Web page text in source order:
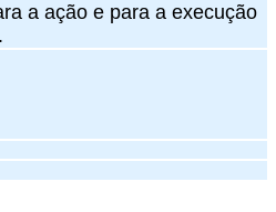
a ação e para a execução